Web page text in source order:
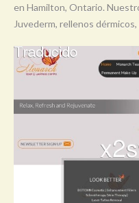
en Hamilton, Ontario.
Juvederm, rellenos dérmicos,